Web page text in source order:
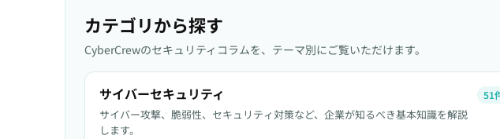
カテゴリから探す
CyberCrewのセキュリティコラムを、テーマ別にご覧いただけます。
サイバーセキュリティ
サイバー攻撃、脆弱性、セキュリティ対策など、企業が知るべき基本知識を解説
します。
51